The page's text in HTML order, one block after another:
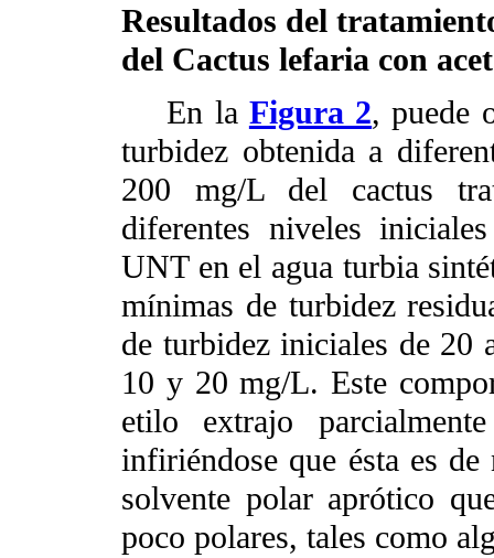
Resultados del
del Cactus lefaria con
En la Figura 2, puede
turbidez obtenida a
200 mg/L del cactus
diferentes niveles
UNT en el agua turbia
mínimas de turbidez
de turbidez iniciales de 20
10 y 20 mg/L. Este
etilo extrajo
infiriéndose que ésta es
solvente polar aprótico
poco polares, tales como